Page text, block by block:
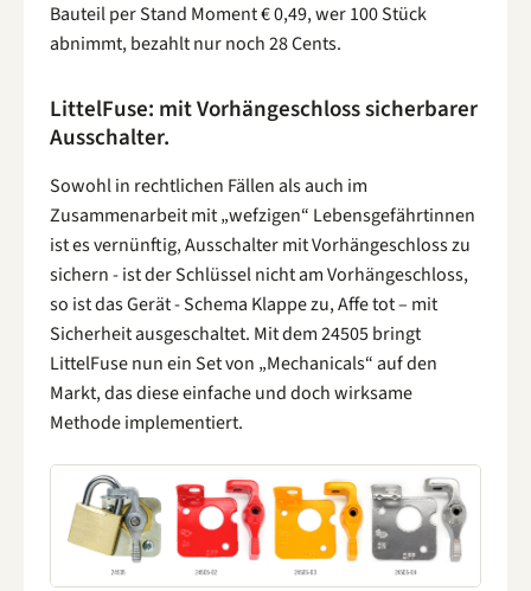
Bauteil per Stand Moment € 0,49, wer 100 Stück
abnimmt, bezahlt nur noch 28 Cents.
LittelFuse: mit Vorhängeschloss sicherbarer
Ausschalter.
Sowohl in rechtlichen Fällen als auch im
Zusammenarbeit mit „wefzigen“ Lebensgefährtinnen
ist es vernünftig, Ausschalter mit Vorhängeschloss zu
sichern - ist der Schlüssel nicht am Vorhängeschloss,
so ist das Gerät - Schema Klappe zu, Affe tot – mit
Sicherheit ausgeschaltet. Mit dem 24505 bringt
LittelFuse nun ein Set von „Mechanicals“ auf den
Markt, das diese einfache und doch wirksame
Methode implementiert.